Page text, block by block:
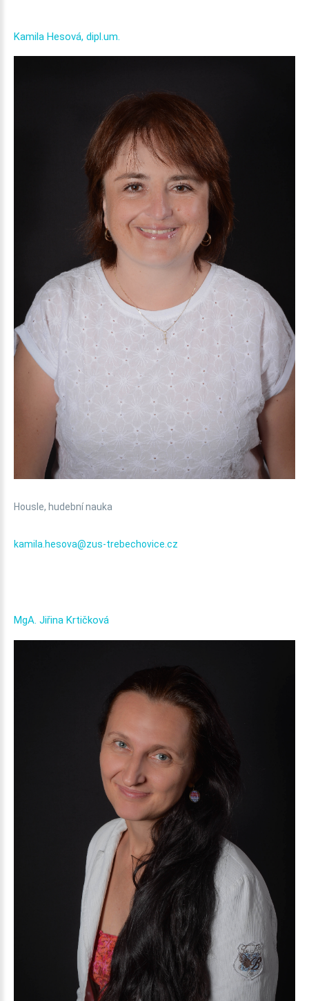
Kamila Hesová, dipl.um.
Housle, hudební nauka
kamila.hesova@zus-trebechovice.cz
MgA. Jiřina Krtičková